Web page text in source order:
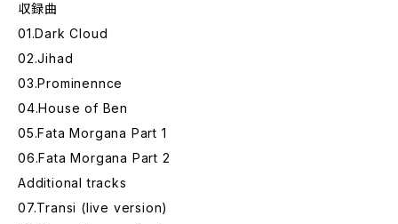
収録曲
01.Dark Cloud
02.Jihad
03.Prominennce
04.House of Ben
05.Fata Morgana Part 1
06.Fata Morgana Part 2
Additional tracks
07.Transi (live version)